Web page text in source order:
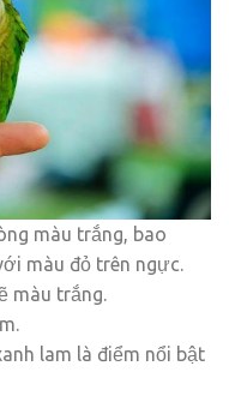
màu trắng, bao
màu đỏ trên ngực.
màu trắng.
lam là điểm nổi bật